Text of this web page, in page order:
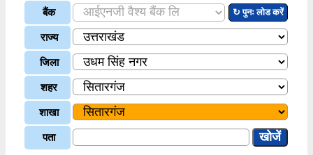
बैंक ↻ पुनः लोड करें
राज्य
जिला
शहर
शाखा
पता